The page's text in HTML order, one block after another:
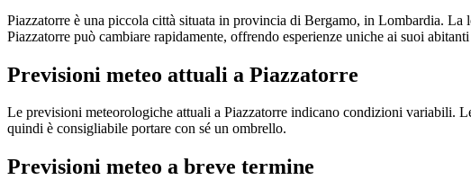
Piazzatorre è una piccola città situata in provincia di Bergamo, in Lombardia.
Piazzatorre può cambiare rapidamente, offrendo esperienze uniche ai suoi
Previsioni meteo attuali a Piazzatorre
Le previsioni meteorologiche attuali a Piazzatorre indicano condizioni variabili.
quindi è consigliabile portare con sé un ombrello.
Previsioni meteo a breve termine